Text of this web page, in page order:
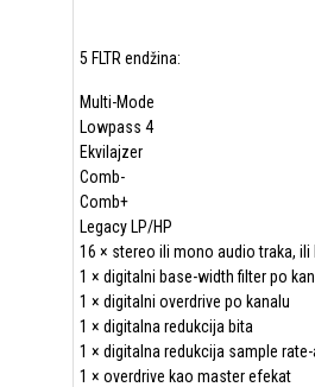
5 FLTR endžina:
Multi-Mode
Lowpass 4
Ekvilajzer
Comb-
Comb+
Legacy LP/HP
16 × stereo ili mono audio traka, ili
1 × digitalni base-width filter po
1 × digitalni overdrive po kanalu
1 × digitalna redukcija bita
1 × digitalna redukcija sample rate-
1 × overdrive kao master efekat